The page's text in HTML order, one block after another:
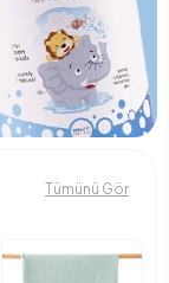
Tümünü Gör